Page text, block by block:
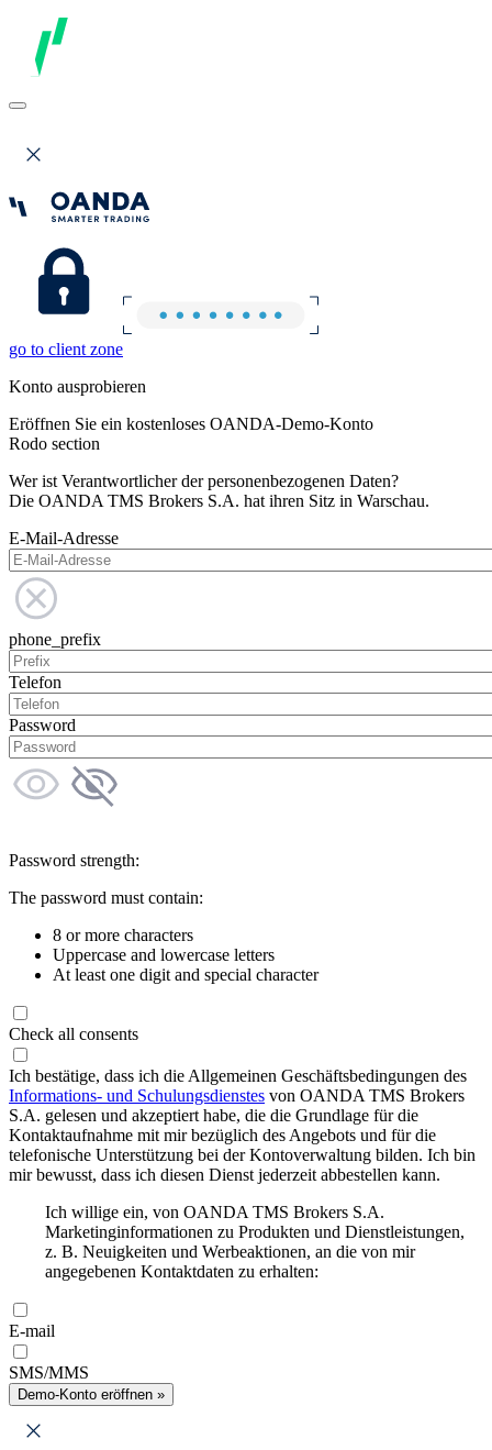
go to client zone
Konto ausprobieren
Eröffnen Sie ein kostenloses OANDA-Demo-Konto
Rodo section
Wer ist Verantwortlicher der personenbezogenen Daten?
Die OANDA TMS Brokers S.A. hat ihren Sitz in Warschau.
E-Mail-Adresse
phone_prefix
Telefon
Password
Password strength:
The password must contain:
8 or more characters
Uppercase and lowercase letters
At least one digit and special character
Check all consents
Ich bestätige, dass ich die Allgemeinen Geschäftsbedingungen des
Informations- und Schulungsdienstes von OANDA TMS Brokers
S.A. gelesen und akzeptiert habe, die die Grundlage für die
Kontaktaufnahme mit mir bezüglich des Angebots und für die
telefonische Unterstützung bei der Kontoverwaltung bilden. Ich bin
mir bewusst, dass ich diesen Dienst jederzeit abbestellen kann.
Ich willige ein, von OANDA TMS Brokers S.A.
Marketinginformationen zu Produkten und Dienstleistungen,
z. B. Neuigkeiten und Werbeaktionen, an die von mir
angegebenen Kontaktdaten zu erhalten:
E-mail
SMS/MMS
Demo-Konto eröffnen »